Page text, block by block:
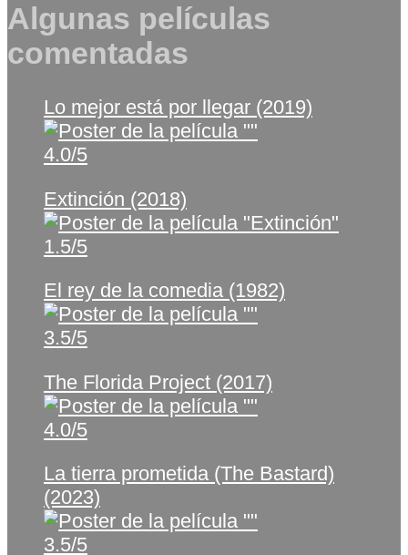
Algunas películas
comentadas
Lo mejor está por llegar (2019)
4.0/5
Extinción (2018)
1.5/5
El rey de la comedia (1982)
3.5/5
The Florida Project (2017)
4.0/5
La tierra prometida (The Bastard)
(2023)
3.5/5